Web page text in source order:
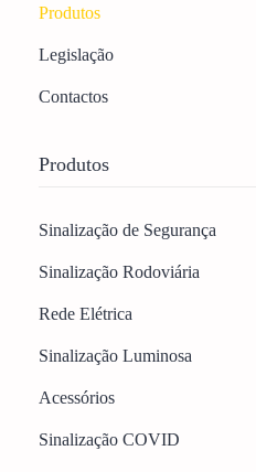
Produtos
Legislação
Contactos
Produtos
Sinalização de Segurança
Sinalização Rodoviária
Rede Elétrica
Sinalização Luminosa
Acessórios
Sinalização COVID